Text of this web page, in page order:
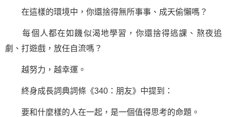
在這樣的環境中，你還捨得無所事事、成天偷懶嗎？
每個人都在如饑似渴地學習，你還捨得逃課、熬夜追
劇、打遊戲，放任自流嗎？
越努力，越幸運。
終身成長詞典詞條《340：朋友》中提到：
要和什麼樣的人在一起，是一個值得思考的命題。